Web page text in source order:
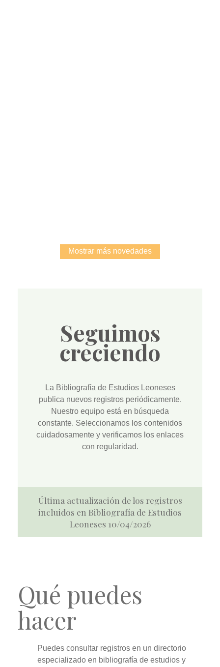
Mostrar más novedades
Seguimos
creciendo
La Bibliografía de Estudios Leoneses
publica nuevos registros periódicamente.
Nuestro equipo está en búsqueda
constante. Seleccionamos los contenidos
cuidadosamente y verificamos los enlaces
con regularidad.
Última actualización de los registros
incluidos en Bibliografía de Estudios
Leoneses 10/04/2026
Qué puedes
hacer
Puedesconsultar registros en un directorio
especializado en bibliografía de estudios y